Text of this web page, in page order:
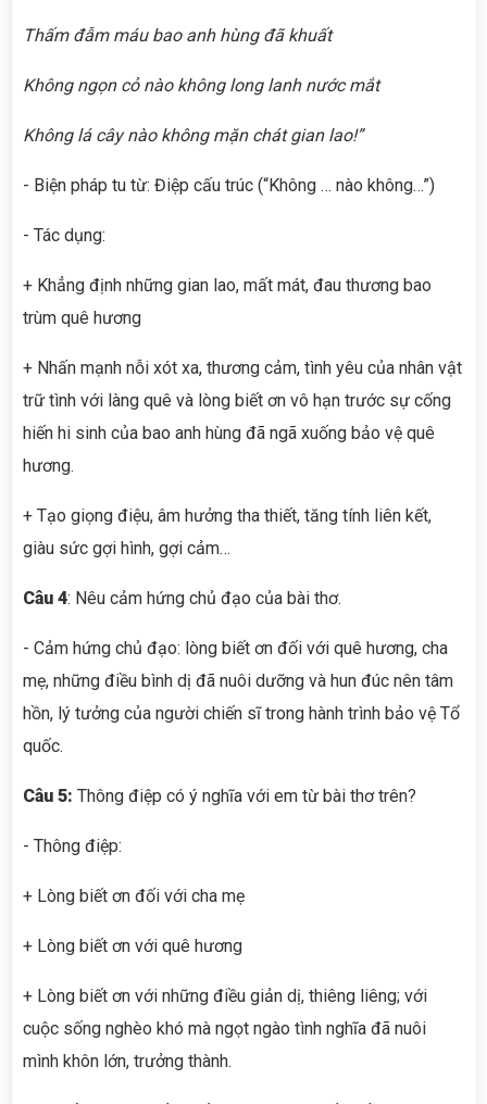
Thấm đẫm máu bao anh hùng đã khuất
Không ngọn cỏ nào không long lanh nước mắt
Không lá cây nào không mặn chát gian lao!”
- Biện pháp tu từ: Điệp cấu trúc (“Không … nào không…”)
- Tác dụng:
+ Khẳng định những gian lao, mất mát, đau thương bao
trùm quê hương
+ Nhấn mạnh nỗi xót xa, thương cảm, tình yêu của nhân vật
trữ tình với làng quê và lòng biết ơn vô hạn trước sự cống
hiến hi sinh của bao anh hùng đã ngã xuống bảo vệ quê
hương.
+ Tạo giọng điệu, âm hưởng tha thiết, tăng tính liên kết,
giàu sức gợi hình, gợi cảm…
Câu 4: Nêu cảm hứng chủ đạo của bài thơ.
- Cảm hứng chủ đạo: lòng biết ơn đối với quê hương, cha
mẹ, những điều bình dị đã nuôi dưỡng và hun đúc nên tâm
hồn, lý tưởng của người chiến sĩ trong hành trình bảo vệ Tổ
quốc.
Câu 5: Thông điệp có ý nghĩa với em từ bài thơ trên?
- Thông điệp:
+ Lòng biết ơn đối với cha mẹ
+ Lòng biết ơn với quê hương
+ Lòng biết ơn với những điều giản dị, thiêng liêng; với
cuộc sống nghèo khó mà ngọt ngào tình nghĩa đã nuôi
mình khôn lớn, trưởng thành.